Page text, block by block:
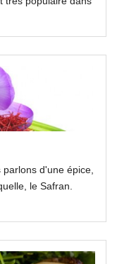
de courge
un
d'une épice,
le Safran.